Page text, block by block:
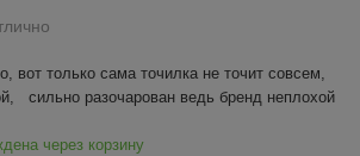
вот только сама точилка не точит совсем,
сильно разочарован ведь бренд неплохой
через корзину